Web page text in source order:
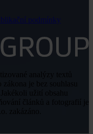
podmínky
článků a fotografií je